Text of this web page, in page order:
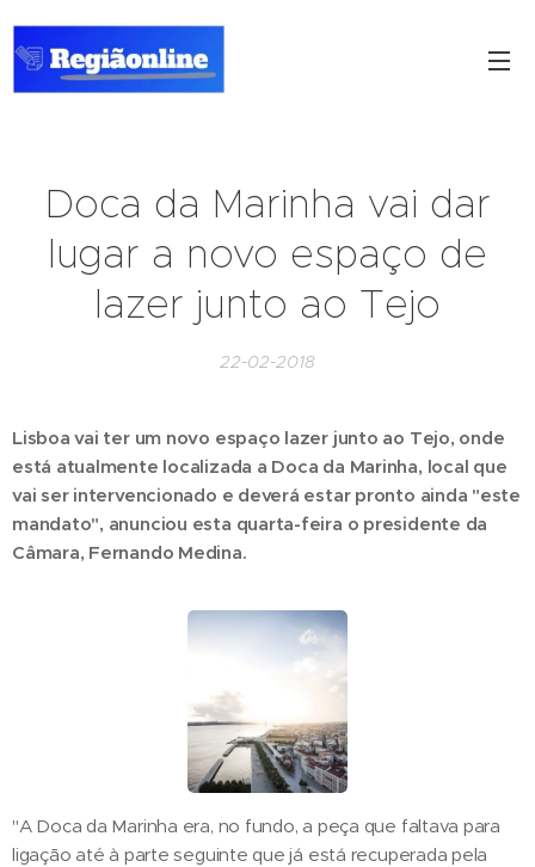
Doca da Marinha vai dar
lugar a novo espaço de
lazer junto ao Tejo
22-02-2018
Lisboa vai ter um novo espaço lazer junto ao Tejo, onde
está atualmente localizada a Doca da Marinha, local que
vai ser intervencionado e deverá estar pronto ainda "este
mandato", anunciou esta quarta-feira o presidente da
Câmara, Fernando Medina.
"A Doca da Marinha era, no fundo, a peça que faltava para
ligação até à parte seguinte que já está recuperada pela